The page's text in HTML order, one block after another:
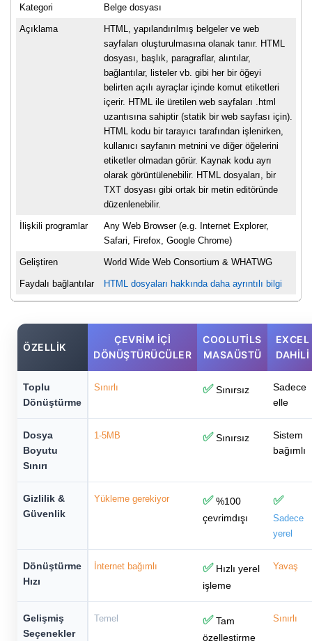
Kategori Belge dosyası
Açıklama
HTML, yapılandırılmış belgeler ve web
sayfaları oluşturulmasına olanak tanır. HTML
dosyası, başlık, paragraflar, alıntılar,
bağlantılar, listeler vb. gibi her bir öğeyi
belirten açılı ayraçlar içinde komut etiketleri
içerir. HTML ile üretilen web sayfaları .html
uzantısına sahiptir (statik bir web sayfası için).
HTML kodu bir tarayıcı tarafından işlenirken,
kullanıcı sayfanın metnini ve diğer öğelerini
etiketler olmadan görür. Kaynak kodu ayrı
olarak görüntülenebilir. HTML dosyaları, bir
TXT dosyası gibi ortak bir metin editöründe
düzenlenebilir.
İlişkili programlar
Any Web Browser (e.g. Internet Explorer,
Safari, Firefox, Google Chrome)
Geliştiren World Wide Web Consortium & WHATWG
Faydalı bağlantılar HTML dosyaları hakkında daha ayrıntılı bilgi
ÖZELLIK
ÇEVRIM İÇI
DÖNÜŞTÜRÜCÜLER
COOLUTILS
MASAÜSTÜ
EXCEL
DAHILI
Toplu
Dönüştürme
Sınırlı ✅Sınırsız
Sadece
elle
Dosya
Boyutu
Sınırı
1-5MB ✅Sınırsız
Sistem
bağımlı
Gizlilik &
Güvenlik
Yükleme gerekiyor ✅%100
çevrimdışı
✅
Sadece
yerel
Dönüştürme
Hızı
İnternet bağımlı ✅Hızlı yerel
işleme
Yavaş
Gelişmiş
Seçenekler
Temel ✅Tam
özelleştirme
Sınırlı